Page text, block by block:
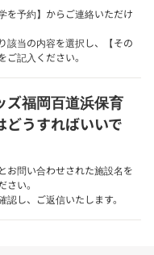
を予約】からご連絡いただけ
該当の内容を選択し、【その
記入ください。
ズ福岡百道浜保育
どうすればいいで
お問い合わせされた施設名を
い。
し、ご返信いたします。